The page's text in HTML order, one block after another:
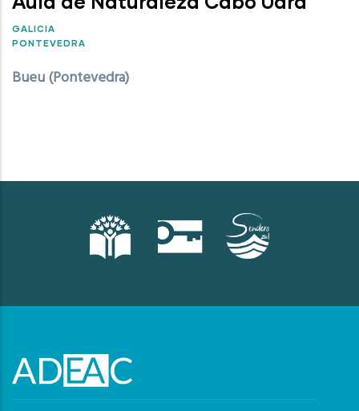
GALICIA
PONTEVEDRA
Bueu (Pontevedra)